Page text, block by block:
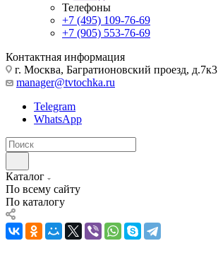
Телефоны
+7 (495) 109-76-69
+7 (905) 553-76-69
Контактная информация
г. Москва, Багратионовский проезд, д.7к3
manager@tvtochka.ru
Telegram
WhatsApp
Каталог
По всему сайту
По каталогу